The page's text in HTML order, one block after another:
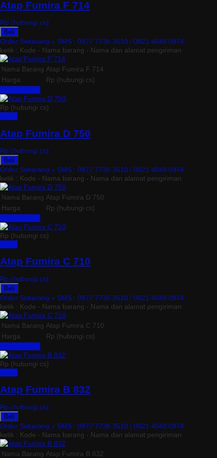
Atap Fumira F 714
Rp (hubungi cs)
Beli
Order Sekarang » SMS : 0877 7736 3510 / 0821 4048 0974
ketik : Kode - Nama barang - Nama dan alamat pengiriman
Nama Barang Atap Fumira F 714
Harga
Rp (hubungi cs)
Rp (hubungi cs)
Atap Fumira D 750
Rp (hubungi cs)
Beli
Order Sekarang » SMS : 0877 7736 3510 / 0821 4048 0974
ketik : Kode - Nama barang - Nama dan alamat pengiriman
Nama Barang Atap Fumira D 750
Harga
Rp (hubungi cs)
Rp (hubungi cs)
Atap Fumira C 710
Rp (hubungi cs)
Beli
Order Sekarang » SMS : 0877 7736 3510 / 0821 4048 0974
ketik : Kode - Nama barang - Nama dan alamat pengiriman
Nama Barang Atap Fumira C 710
Harga
Rp (hubungi cs)
Rp (hubungi cs)
Atap Fumira B 832
Rp (hubungi cs)
Beli
Order Sekarang » SMS : 0877 7736 3510 / 0821 4048 0974
ketik : Kode - Nama barang - Nama dan alamat pengiriman
Nama Barang Atap Fumira B 832